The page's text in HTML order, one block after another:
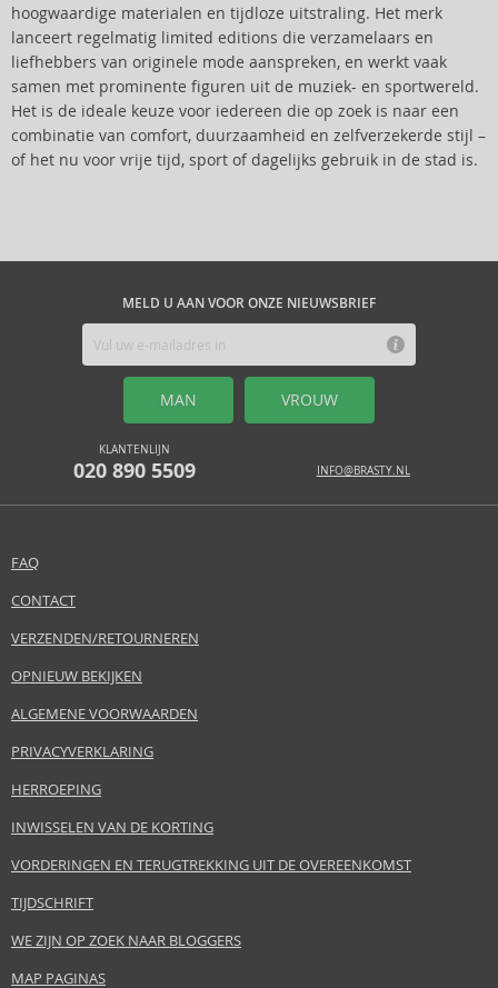
hoogwaardige materialen en tijdloze uitstraling. Het merk
lanceert regelmatig limited editions die verzamelaars en
liefhebbers van originele mode aanspreken, en werkt vaak
samen met prominente figuren uit de muziek- en sportwereld.
Het is de ideale keuze voor iedereen die op zoek is naar een
combinatie van comfort, duurzaamheid en zelfverzekerde stijl –
of het nu voor vrije tijd, sport of dagelijks gebruik in de stad is.
MELD U AAN VOOR ONZE NIEUWSBRIEF
MAN VROUW
KLANTENLIJN
020 890 5509 INFO@BRASTY.NL
FAQ
CONTACT
VERZENDEN/RETOURNEREN
OPNIEUW BEKIJKEN
ALGEMENE VOORWAARDEN
PRIVACYVERKLARING
HERROEPING
INWISSELEN VAN DE KORTING
VORDERINGEN EN TERUGTREKKING UIT DE OVEREENKOMST
TIJDSCHRIFT
WE ZIJN OP ZOEK NAAR BLOGGERS
MAP PAGINAS